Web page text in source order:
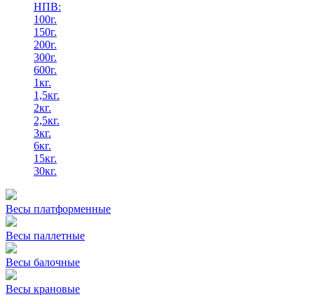
НПВ:
100г.
150г.
200г.
300г.
600г.
1кг.
1,5кг.
2кг.
2,5кг.
3кг.
6кг.
15кг.
30кг.
Весы платформенные
Весы паллетные
Весы балочные
Весы крановые